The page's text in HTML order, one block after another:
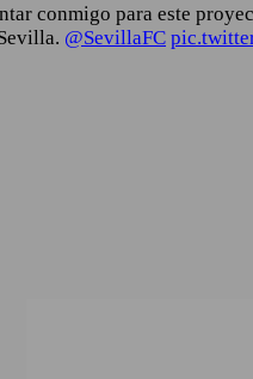
conmigo para este
@SevillaFC